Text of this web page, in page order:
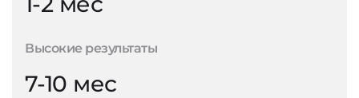
Высокие результаты
7-10 мес